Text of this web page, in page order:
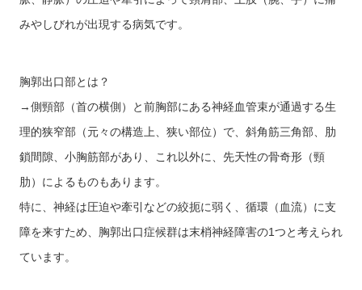
みやしびれが出現する病気です。
胸郭出口部とは？
→側頸部（首の横側）と前胸部にある神経血管束が通過する生
理的狭窄部（元々の構造上、狭い部位）で、斜角筋三角部、肋
鎖間隙、小胸筋部があり、これ以外に、先天性の骨奇形（頸
肋）によるものもあります。
特に、神経は圧迫や牽引などの絞扼に弱く、循環（血流）に支
障を来すため、胸郭出口症候群は末梢神経障害の1つと考えられ
ています。